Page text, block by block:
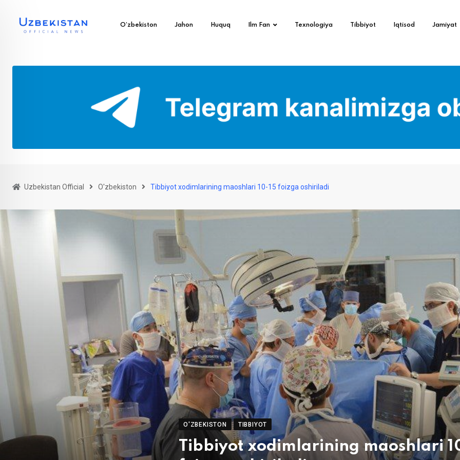
O’zbekiston Jahon Huquq Ilm Fan Texnologiya Tibbiyot Iqtisod Jamiyat
Uzbekistan Official O'zbekiston Tibbiyot xodimlarining maoshlari 10-15 foizga oshiriladi
O'ZBEKISTON TIBBIYOT
Tibbiyot xodimlarining maoshlari